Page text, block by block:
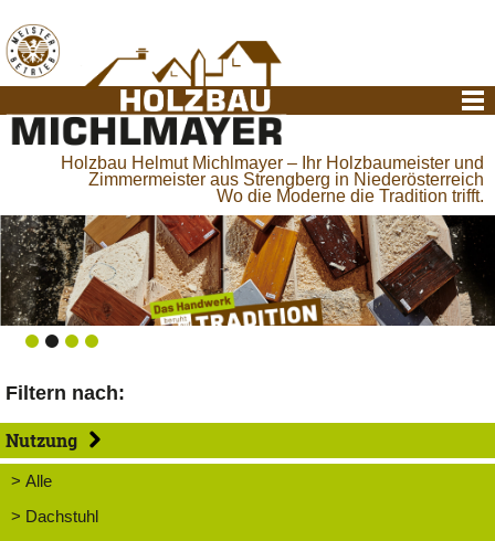
Holzbau Helmut Michlmayer – Ihr Holzbaumeister und
Zimmermeister aus Strengberg in Niederösterreich
Wo die Moderne die Tradition trifft.
Filtern nach:
Nutzung
> Alle
> Dachstuhl